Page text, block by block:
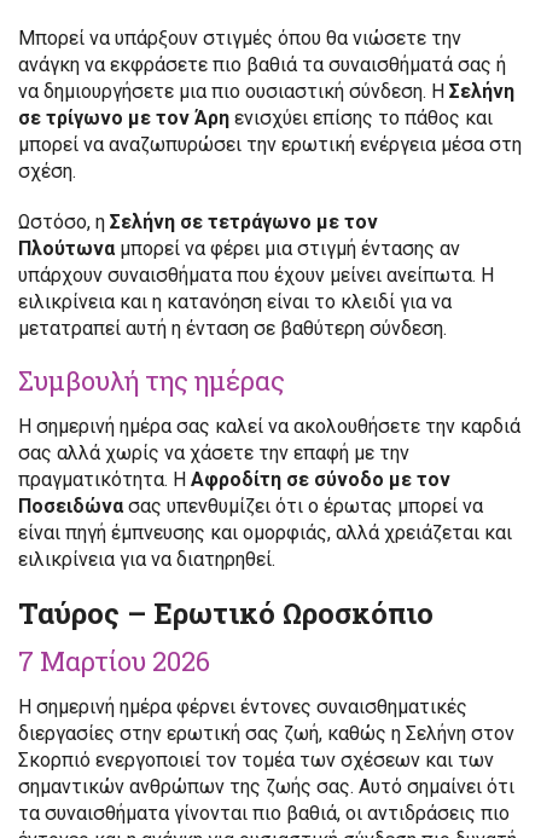
Μπορεί να υπάρξουν στιγμές όπου θα νιώσετε την
ανάγκη να εκφράσετε πιο βαθιά τα συναισθήματά σας ή
να δημιουργήσετε μια πιο ουσιαστική σύνδεση. Η Σελήνη
σε τρίγωνο με τον Άρη ενισχύει επίσης το πάθος και
μπορεί να αναζωπυρώσει την ερωτική ενέργεια μέσα στη
σχέση.
Ωστόσο, η Σελήνη σε τετράγωνο με τον
Πλούτωναμπορεί να φέρει μια στιγμή έντασης αν
υπάρχουν συναισθήματα που έχουν μείνει ανείπωτα. Η
ειλικρίνεια και η κατανόηση είναι το κλειδί για να
μετατραπεί αυτή η ένταση σε βαθύτερη σύνδεση.
Συμβουλή της ημέρας
Η σημερινή ημέρα σας καλεί να ακολουθήσετε την καρδιά
σας αλλά χωρίς να χάσετε την επαφή με την
πραγματικότητα. Η Αφροδίτη σε σύνοδο με τον
Ποσειδώνασας υπενθυμίζει ότι ο έρωτας μπορεί να
είναι πηγή έμπνευσης και ομορφιάς, αλλά χρειάζεται και
ειλικρίνεια για να διατηρηθεί.
Ταύρος – Ερωτικό Ωροσκόπιο
7 Μαρτίου 2026
Η σημερινή ημέρα φέρνει έντονες συναισθηματικές
διεργασίες στην ερωτική σας ζωή, καθώς η Σελήνη στον
Σκορπιό ενεργοποιεί τον τομέα των σχέσεων και των
σημαντικών ανθρώπων της ζωής σας. Αυτό σημαίνει ότι
τα συναισθήματα γίνονται πιο βαθιά, οι αντιδράσεις πιο